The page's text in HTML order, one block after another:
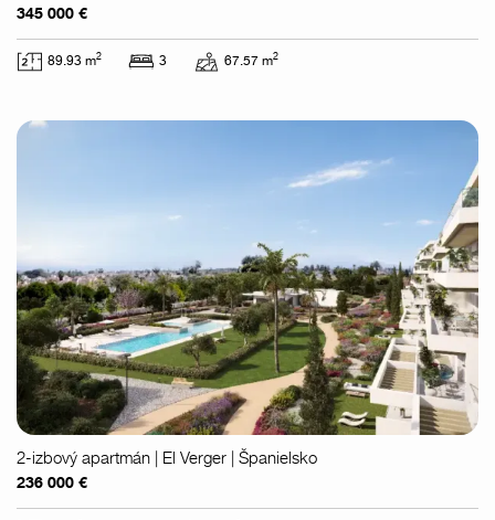
345 000 €
89.93 m2 3 67.57 m2
2-izbový apartmán | El Verger | Španielsko
236 000 €